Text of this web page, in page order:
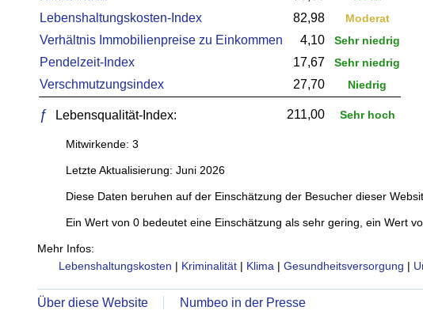
Lebenshaltungskosten-Index 82,98 Moderat
Verhältnis Immobilienpreise zu Einkommen 4,10 Sehr niedrig
Pendelzeit-Index 17,67 Sehr niedrig
Verschmutzungsindex 27,70 Niedrig
ƒ Lebensqualität-Index: 211,00 Sehr hoch
Mitwirkende: 3
Letzte Aktualisierung: Juni 2026
Diese Daten beruhen auf der Einschätzung der Besucher dieser
Ein Wert von 0 bedeutet eine Einschätzung als sehr gering, ein Wert
Mehr Infos:
Lebenshaltungskosten | Kriminalität | Klima | Gesundheitsversorgung |
Über diese Website Numbeo in der Presse